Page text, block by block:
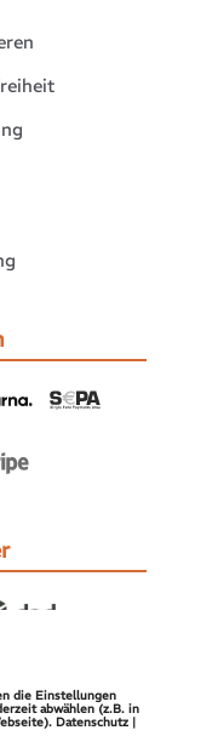
die Einstellungen
abwählen (z.B. in
Datenschutz |